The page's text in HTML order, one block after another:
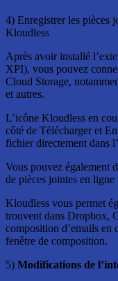
4) Enregistrer les pièces
Kloudless
Après avoir installé
XPI), vous pouvez
Cloud Storage,
et autres.
L’icône Kloudless en
côté de Télécharger et
fichier directement dans
Vous pouvez également
de pièces jointes en
Kloudless vous permet
trouvent dans Dropbox,
composition d’emails en
fenêtre de composition.
5) Modifications de